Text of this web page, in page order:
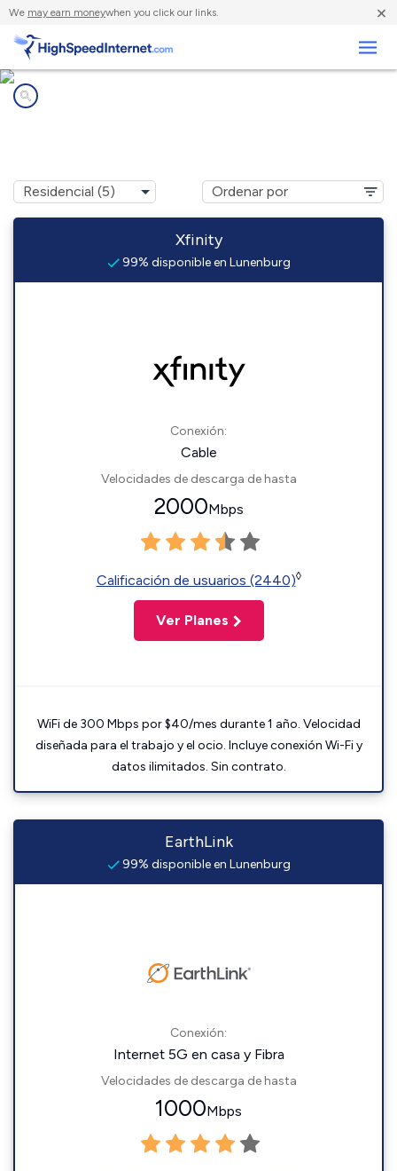
We may earn moneywhen you click our links. ×
Xfinity
99% disponible en Lunenburg
Conexión:
Cable
Velocidades de descarga de hasta
2000Mbps
Calificación de usuarios (2440)◊
Ver Planes
WiFi de 300 Mbps por $40/mes durante 1 año. Velocidad
diseñada para el trabajo y el ocio. Incluye conexión Wi-Fi y
datos ilimitados. Sin contrato.
EarthLink
99% disponible en Lunenburg
Conexión:
Internet 5G en casa y Fibra
Velocidades de descarga de hasta
1000Mbps